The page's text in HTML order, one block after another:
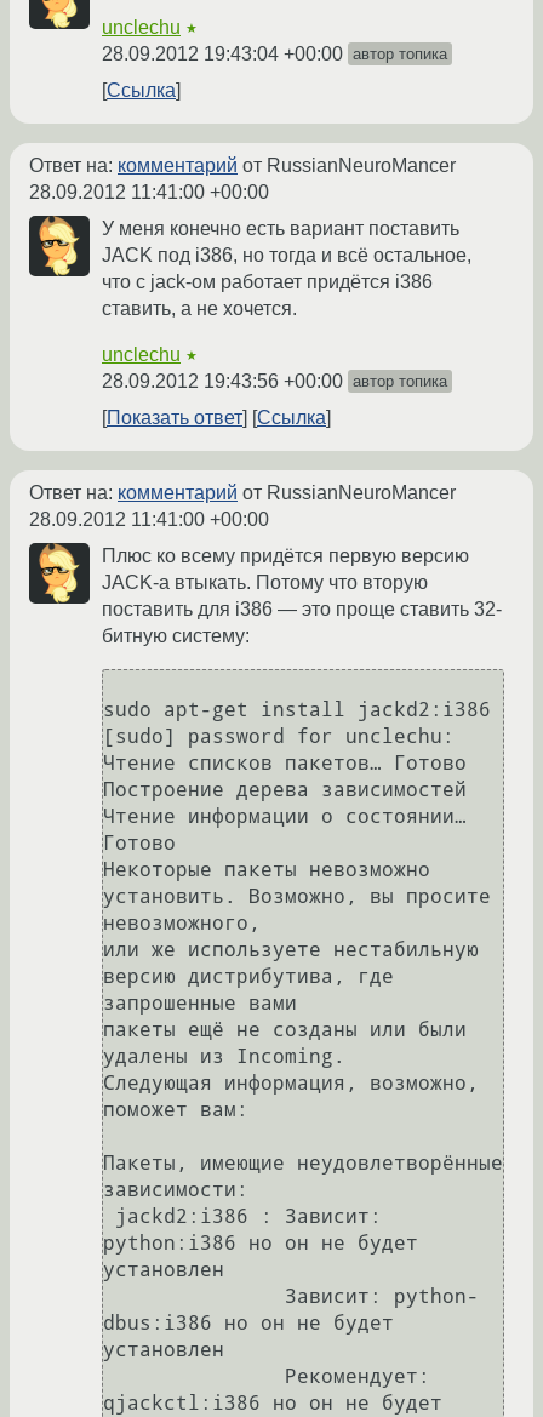
unclechu ★
28.09.2012 19:43:04 +00:00 автор топика
Ссылка
Ответ на: комментарий от RussianNeuroMancer
28.09.2012 11:41:00 +00:00
У меня конечно есть вариант поставить
JACK под i386, но тогда и всё остальное,
что с jack-ом работает придётся i386
ставить, а не хочется.
unclechu ★
28.09.2012 19:43:56 +00:00 автор топика
Показать ответ Ссылка
Ответ на: комментарий от RussianNeuroMancer
28.09.2012 11:41:00 +00:00
Плюс ко всему придётся первую версию
JACK-а втыкать. Потому что вторую
поставить для i386 — это проще ставить 32-
битную систему:
sudo apt-get install jackd2:i386
[sudo] password for unclechu:
Чтение списков пакетов… Готово
Построение дерева зависимостей
Чтение информации о состоянии…
Готово
Некоторые пакеты невозможно
установить. Возможно, вы просите
невозможного,
или же используете нестабильную
версию дистрибутива, где
запрошенные вами
пакеты ещё не созданы или были
удалены из Incoming.
Следующая информация, возможно,
поможет вам:
Пакеты, имеющие неудовлетворённые
зависимости:
python:i386 но он не будет
установлен
dbus:i386 но он не будет
установлен
qjackctl:i386 но он не будет